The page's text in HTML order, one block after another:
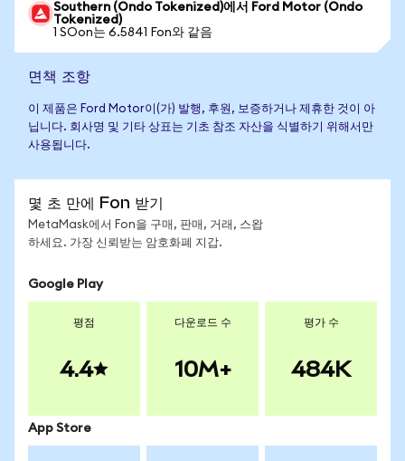
Southern (Ondo Tokenized)에서 Ford Motor (Ondo
Tokenized)
1 SOon는 6.5841 Fon와 같음
면책 조항
이 제품은 Ford Motor이(가) 발행, 후원, 보증하거나 제휴한 것이 아
닙니다. 회사명 및 기타 상표는 기초 참조 자산을 식별하기 위해서만
사용됩니다.
몇 초 만에 Fon 받기
MetaMask에서 Fon을 구매, 판매, 거래, 스왑
하세요. 가장 신뢰받는 암호화폐 지갑.
Google Play
평점
4.4
다운로드 수
10M+
평가 수
484K
App Store